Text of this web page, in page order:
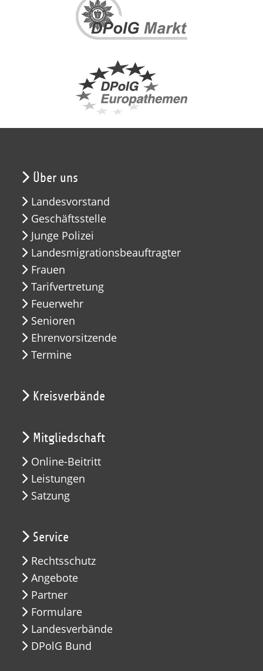
Über uns
Landesvorstand
Geschäftsstelle
Junge Polizei
Landesmigrationsbeauftragter
Frauen
Tarifvertretung
Feuerwehr
Senioren
Ehrenvorsitzende
Termine
Kreisverbände
Mitgliedschaft
Online-Beitritt
Leistungen
Satzung
Service
Rechtsschutz
Angebote
Partner
Formulare
Landesverbände
DPolG Bund